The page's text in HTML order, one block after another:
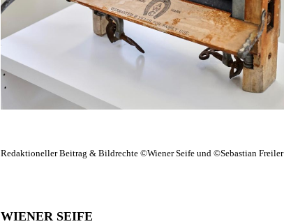
Redaktioneller Beitrag & Bildrechte ©Wiener Seife und ©Sebastian Freiler
WIENER SEIFE